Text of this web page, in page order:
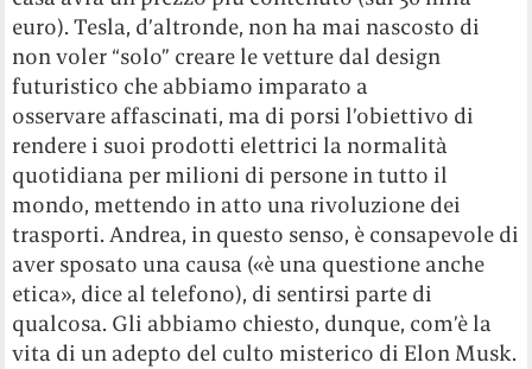
euro). Tesla, d’altronde, non ha mai nascosto di
non voler “solo” creare le vetture dal design
futuristico che abbiamo imparato a
osservare affascinati, ma di porsi l’obiettivo di
rendere i suoi prodotti elettrici la normalità
quotidiana per milioni di persone in tutto il
mondo, mettendo in atto una rivoluzione dei
trasporti. Andrea, in questo senso, è consapevole di
aver sposato una causa («è una questione anche
etica», dice al telefono), di sentirsi parte di
qualcosa. Gli abbiamo chiesto, dunque, com’è la
vita di un adepto del culto misterico di Elon Musk.